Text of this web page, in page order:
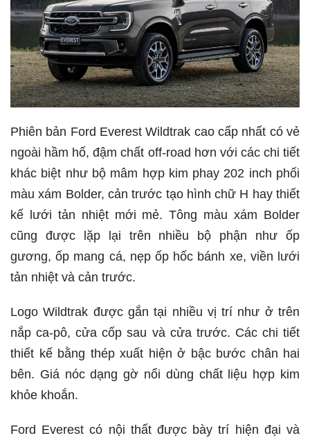
Phiên bản Ford Everest Wildtrak cao cấp nhất có vẻ
ngoài hầm hố, đậm chất off-road hơn với các chi tiết
khác biệt như bộ mâm hợp kim phay 202 inch phối
màu xám Bolder, cản trước tạo hình chữ H hay thiết
kế lưới tản nhiệt mới mẻ. Tông màu xám Bolder
cũng được lặp lại trên nhiều bộ phận như ốp
gương, ốp mang cá, nẹp ốp hốc bánh xe, viền lưới
tản nhiệt và cản trước.
Logo Wildtrak được gắn tại nhiều vị trí như ở trên
nắp ca-pô, cửa cốp sau và cửa trước. Các chi tiết
thiết kế bằng thép xuất hiện ở bậc bước chân hai
bên. Giá nóc dạng gờ nổi dùng chất liệu hợp kim
khỏe khoắn.
Ford Everest có nội thất được bày trí hiện đại và